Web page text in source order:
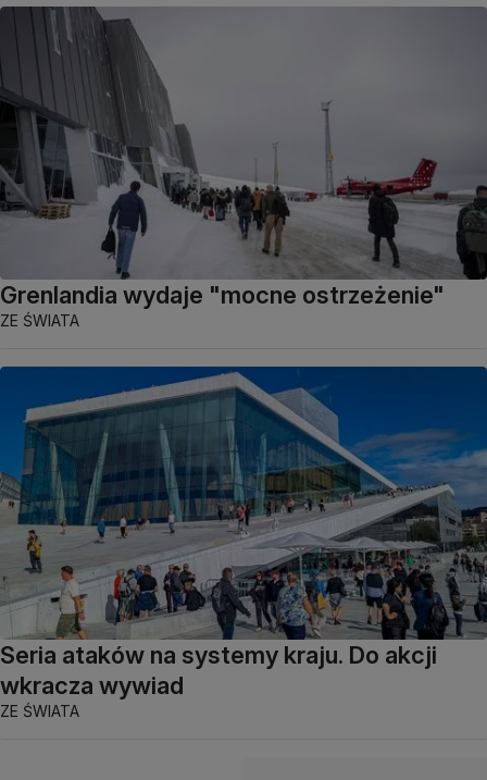
Grenlandia wydaje "mocne ostrzeżenie"
ZE ŚWIATA
Seria ataków na systemy kraju. Do akcji
wkracza wywiad
ZE ŚWIATA